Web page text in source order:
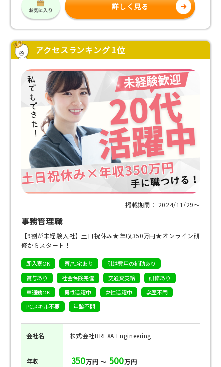
詳しく見る
アクセスランキング 1位
掲載期間： 2024/11/29〜
事務管理職
【9割が未経験入社】土日祝休み★年収350万円★オンライン研
修からスタート！
即入寮OK 寮/社宅あり
引越費用の補助あり
賞与あり
社会保険完備 交通費支給
研修あり
車通勤OK
男性活躍中 女性活躍中
学歴不問
PCスキル不要
年齢不問
会社名 株式会社BREXA Engineering
年収 350万円 ～ 500万円